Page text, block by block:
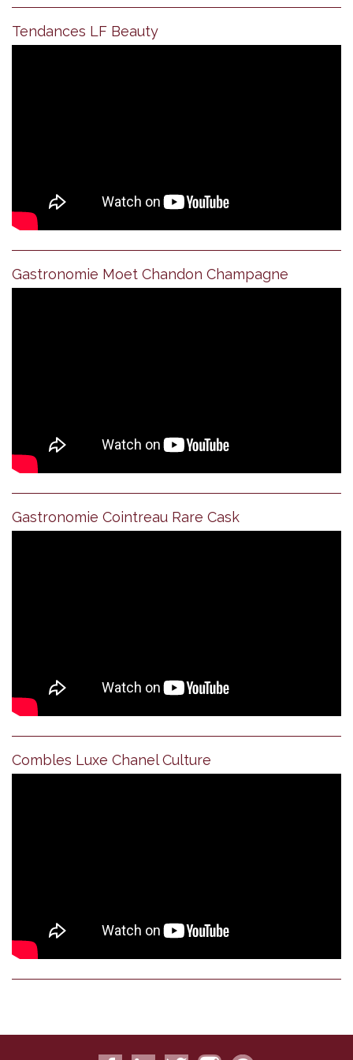
Tendances LF Beauty
Gastronomie Moet Chandon Champagne
Gastronomie Cointreau Rare Cask
Combles Luxe Chanel Culture